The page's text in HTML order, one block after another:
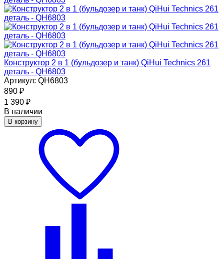
Конструктор 2 в 1 (бульдозер и танк) QiHui Technics 261
деталь - QH6803
Артикул: QH6803
890 ₽
1 390 ₽
В наличии
В корзину